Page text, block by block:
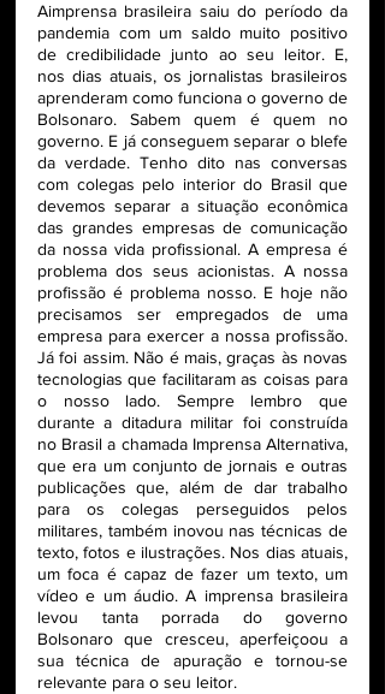
Aimprensa brasileira saiu do período da
pandemia com um saldo muito positivo
de credibilidade junto ao seu leitor. E,
nos dias atuais, os jornalistas brasileiros
aprenderam como funciona o governo de
Bolsonaro. Sabem quem é quem no
governo. E já conseguem separar o blefe
da verdade. Tenho dito nas conversas
com colegas pelo interior do Brasil que
devemos separar a situação econômica
das grandes empresas de comunicação
da nossa vida profissional. A empresa é
problema dos seus acionistas. A nossa
profissão é problema nosso. E hoje não
precisamos ser empregados de uma
empresa para exercer a nossa profissão.
Já foi assim. Não é mais, graças às novas
tecnologias que facilitaram as coisas para
o nosso lado. Sempre lembro que
durante a ditadura militar foi construída
no Brasil a chamada Imprensa Alternativa,
que era um conjunto de jornais e outras
publicações que, além de dar trabalho
para os colegas perseguidos pelos
militares, também inovou nas técnicas de
texto, fotos e ilustrações. Nos dias atuais,
um foca é capaz de fazer um texto, um
vídeo e um áudio. A imprensa brasileira
levou tanta porrada do governo
Bolsonaro que cresceu, aperfeiçoou a
sua técnica de apuração e tornou-se
relevante para o seu leitor.